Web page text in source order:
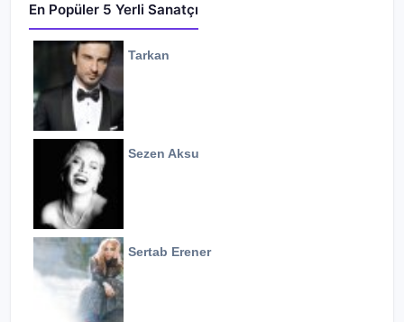
En Popüler 5 Yerli Sanatçı
Tarkan
Sezen Aksu
Sertab Erener